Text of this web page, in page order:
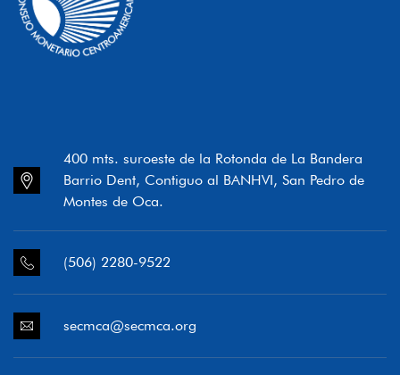
400 mts. suroeste de la Rotonda de La Bandera
Barrio Dent, Contiguo al BANHVI, San Pedro de
Montes de Oca.
(506) 2280-9522
secmca@secmca.org